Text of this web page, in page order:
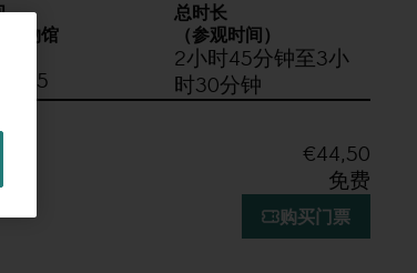
博物馆
）
总时长
（参观时间）
2小时45分钟至3小
时30分钟
€44,50
免费
购买门票